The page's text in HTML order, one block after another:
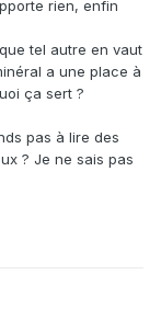
rien, enfin
tel autre en vaut
a une place à
ça sert ?
pas à lire des
? Je ne sais pas